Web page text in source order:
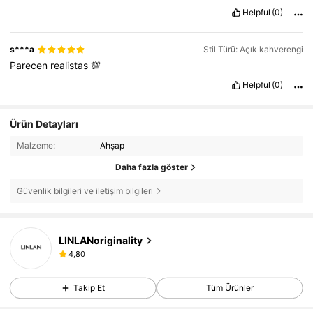
Helpful (0)
s***a Stil Türü: Açık kahverengi
Parecen realistas💯
Helpful (0)
Ürün Detayları
Malzeme: Ahşap
Daha fazla göster
Güvenlik bilgileri ve iletişim bilgileri
LINLANoriginality
4,80
Takip Et Tüm Ürünler